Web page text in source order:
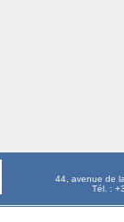
44, avenue de
Tél. :